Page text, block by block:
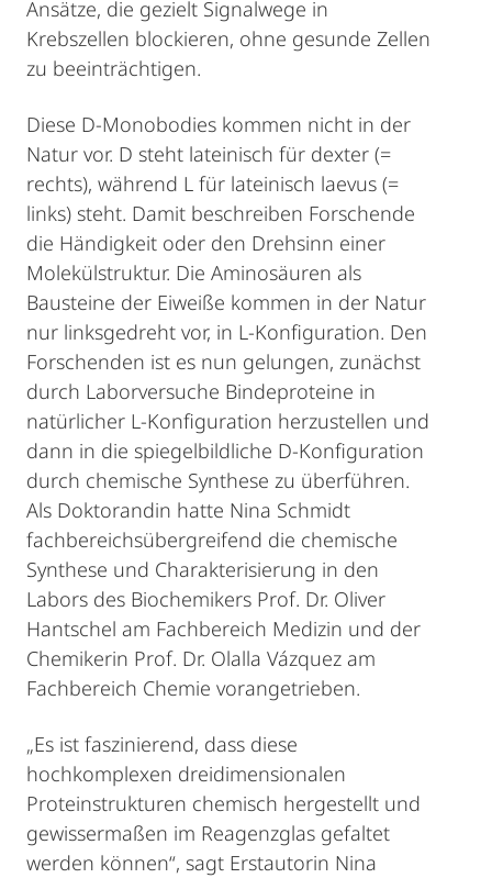
Ansätze, die gezielt Signalwege in
Krebszellen blockieren, ohne gesunde Zellen
zu beeinträchtigen.
Diese D-Monobodies kommen nicht in der
Natur vor. D steht lateinisch für dexter (=
rechts), während L für lateinisch laevus (=
links) steht. Damit beschreiben Forschende
die Händigkeit oder den Drehsinn einer
Molekülstruktur. Die Aminosäuren als
Bausteine der Eiweiße kommen in der Natur
nur linksgedreht vor, in L-Konfiguration. Den
Forschenden ist es nun gelungen, zunächst
durch Laborversuche Bindeproteine in
natürlicher L-Konfiguration herzustellen und
dann in die spiegelbildliche D-Konfiguration
durch chemische Synthese zu überführen.
Als Doktorandin hatte Nina Schmidt
fachbereichsübergreifend die chemische
Synthese und Charakterisierung in den
Labors des Biochemikers Prof. Dr. Oliver
Hantschel am Fachbereich Medizin und der
Chemikerin Prof. Dr. Olalla Vázquez am
Fachbereich Chemie vorangetrieben.
„Es ist faszinierend, dass diese
hochkomplexen dreidimensionalen
Proteinstrukturen chemisch hergestellt und
gewissermaßen im Reagenzglas gefaltet
werden können“, sagt Erstautorin Nina